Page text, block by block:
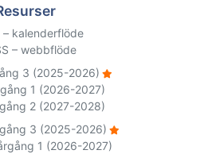
kalenderflöde
– webbflöde
3 (2025-2026)
1 (2026-2027)
2 (2027-2028)
3 (2025-2026)
1 (2026-2027)